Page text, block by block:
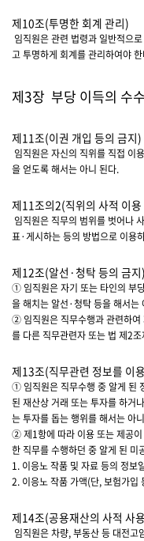
제10조(투명한 회계 관리)
임직원은 관련 법령과 일반적으
고 투명하게 회계를 관리하여야
제3장 부당 이득의 수
제11조(이권 개입 등의 금지)
임직원은 자신의 직위를 직접 이
을 얻도록 해서는 아니 된다.
제11조의2(직위의 사적 이용
임직원은 직무의 범위를 벗어나
표·게시하는 등의 방법으로 이용
제12조(알선·청탁 등의 금지)
① 임직원은 자기 또는 타인의 부
을 해치는 알선·청탁 등을 해서는
② 임직원은 직무수행과 관련하여
를 다른 직무관련자 또는 법 제2
제13조(직무관련 정보를 이
① 임직원은 직무수행 중 알게 된
된 재산상 거래 또는 투자를 하거
는 투자를 돕는 행위를 해서는 아
② 제1항에 따라 이용 또는 제공
한 직무를 수행하던 중 알게 된 미
1. 이응노 작품 및 자료 등의 정보
2. 이응노 작품 가액(단, 보험가입
제14조(공용재산의 사적 사
임직원은 차량, 부동산 등 대전고